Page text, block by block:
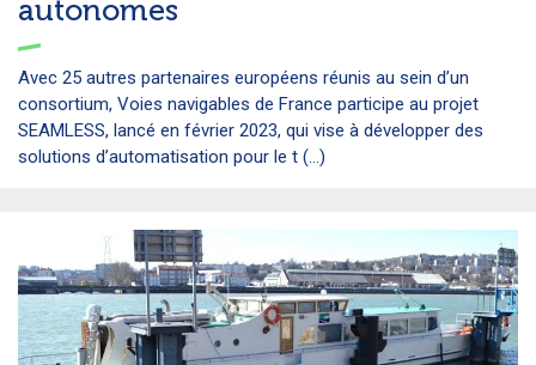
autonomes
Avec 25 autres partenaires européens réunis au sein d’un
consortium, Voies navigables de France participe au projet
SEAMLESS, lancé en février 2023, qui vise à développer des
solutions d’automatisation pour le t (...)